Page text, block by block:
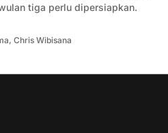
tiga perlu dipersiapkan.
, Chris Wibisana